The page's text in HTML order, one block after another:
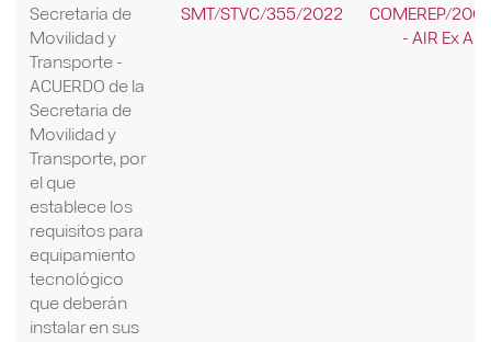
Secretaría de
Movilidad y
Transporte -
ACUERDO de la
Secretaria de
Movilidad y
Transporte, por
el que
establece los
requisitos para
equipamiento
tecnológico
que deberán
instalar en sus
SMT/STVC/355/2022
COMEREP/
- AIR Ex